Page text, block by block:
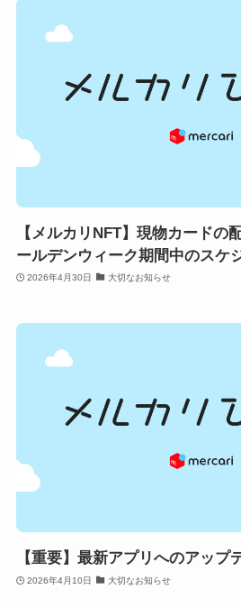
【メルカリNFT】現物カードの
ールデンウィーク期間中のスケ
2026年4月30日 大切なお知らせ
【重要】最新アプリへのアップ
2026年4月10日 大切なお知らせ